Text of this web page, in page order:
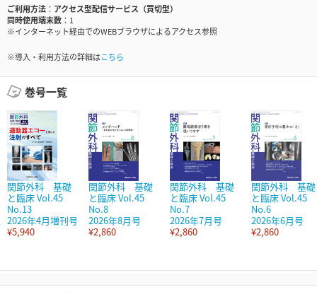
ご利用方法
アクセス型配信サービス（買切型）
同時使用端末数
1
※インターネット経由でのWEBブラウザによるアクセス参照
※導入・利用方法の詳細はこちら
巻号一覧
関節外科 基礎
と臨床 Vol.45
No.13
2026年4月増刊号
¥5,940
関節外科 基礎
と臨床 Vol.45
No.8
2026年8月号
¥2,860
関節外科 基礎
と臨床 Vol.45
No.7
2026年7月号
¥2,860
関節外科 基礎
と臨床 Vol.45
No.6
2026年6月号
¥2,860